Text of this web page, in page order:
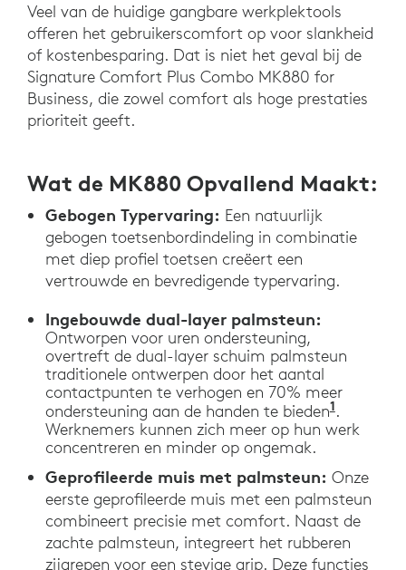
Veel van de huidige gangbare werkplektools
offeren het gebruikerscomfort op voor slankheid
of kostenbesparing. Dat is niet het geval bij de
Signature Comfort Plus Combo MK880 for
Business, die zowel comfort als hoge prestaties
prioriteit geeft.
Wat de MK880 Opvallend Maakt:
Gebogen Typervaring: Een natuurlijk
gebogen toetsenbordindeling in combinatie
met diep profiel toetsen creëert een
vertrouwde en bevredigende typervaring.
Ingebouwde dual-layer palmsteun:
Ontworpen voor uren ondersteuning,
overtreft de dual-layer schuim palmsteun
traditionele ontwerpen door het aantal
contactpunten te verhogen en 70% meer
ondersteuning aan de handen te bieden1.
Werknemers kunnen zich meer op hun werk
concentreren en minder op ongemak.
Geprofileerde muis met palmsteun: Onze
eerste geprofileerde muis met een palmsteun
combineert precisie met comfort. Naast de
zachte palmsteun, integreert het rubberen
zijgrepen voor een stevige grip. Deze functies